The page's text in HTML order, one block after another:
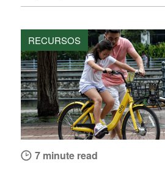
RECURSOS
7 minute read